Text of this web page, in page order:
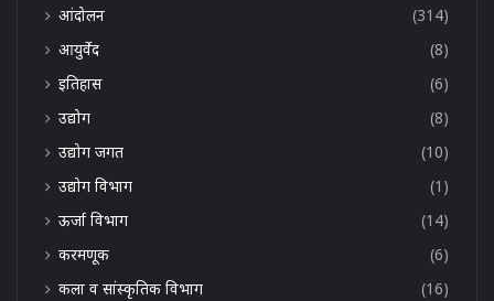
आंदोलन
(314)
आयुर्वेद
(8)
इतिहास
(6)
उद्योग
(8)
उद्योग जगत
(10)
उद्योग विभाग
(1)
ऊर्जा विभाग
(14)
करमणूक
(6)
कला व सांस्कृतिक विभाग
(16)